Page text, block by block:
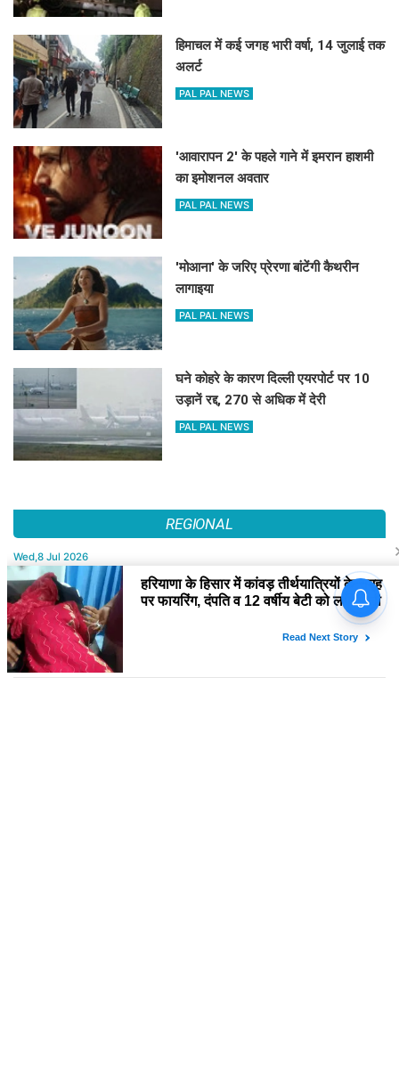
हिमाचल में कई जगह भारी वर्षा, 14 जुलाई तक
अलर्ट
PAL PAL NEWS
'आवारापन 2' के पहले गाने में इमरान हाशमी
का इमोशनल अवतार
PAL PAL NEWS
'मोआना' के जरिए प्रेरणा बांटेंगी कैथरीन
लागाइया
PAL PAL NEWS
घने कोहरे के कारण दिल्ली एयरपोर्ट पर 10
उड़ानें रद्द, 270 से अधिक में देरी
PAL PAL NEWS
REGIONAL
Wed,8 Jul 2026
भाजपा सरकार बताए - कच्चे तेल की कीमतें लगातार घट रही हैं, फिर जनता को
सस्ता पेट्रोल-डीजल कब मिलेगा? : कुमारी सैलजा
Thu,2 Apr 2026
बचपन और स्क्रीन की दुनिया: बच्चों पर मोबाइल व टीवी का प्रभाव